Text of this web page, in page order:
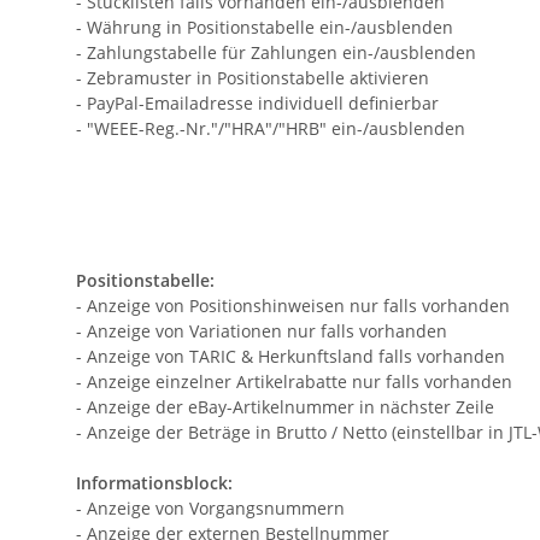
- Währung in Positionstabelle ein-/ausblenden
- Zahlungstabelle für Zahlungen ein-/ausblenden
- Zebramuster in Positionstabelle aktivieren
- PayPal-Emailadresse individuell definierbar
- "WEEE-Reg.-Nr."/"HRA"/"HRB" ein-/ausblenden
Positionstabelle:
- Anzeige von Positionshinweisen nur falls vorhanden
- Anzeige von Variationen nur falls vorhanden
- Anzeige von TARIC & Herkunftsland falls vorhanden
- Anzeige einzelner Artikelrabatte nur falls vorhanden
- Anzeige der eBay-Artikelnummer in nächster Zeile
- Anzeige der Beträge in Brutto / Netto (einstellbar in JTL-
Informationsblock:
- Anzeige von Vorgangsnummern
- Anzeige der externen Bestellnummer